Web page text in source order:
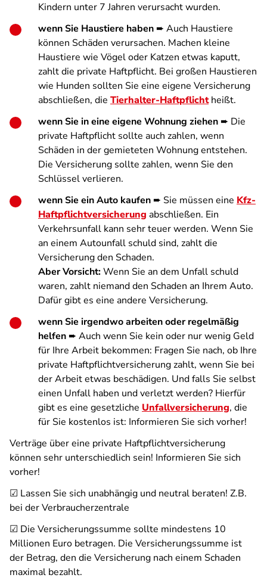
Kindern unter 7 Jahren verursacht wurden.
wenn Sie Haustiere haben ➨ Auch Haustiere
können Schäden verursachen. Machen kleine
Haustiere wie Vögel oder Katzen etwas kaputt,
zahlt die private Haftpflicht. Bei großen Haustieren
wie Hunden sollten Sie eine eigene Versicherung
abschließen, die Tierhalter-Haftpflichtheißt.
wenn Sie in eine eigene Wohnung ziehen ➨ Die
private Haftpflicht sollte auch zahlen, wenn
Schäden in der gemieteten Wohnung entstehen.
Die Versicherung sollte zahlen, wenn Sie den
Schlüssel verlieren.
wenn Sie ein Auto kaufen ➨ Sie müssen eine Kfz-
Haftpflichtversicherung abschließen. Ein
Verkehrsunfall kann sehr teuer werden. Wenn Sie
an einem Autounfall schuld sind, zahlt die
Versicherung den Schaden.
Aber Vorsicht:Wenn Sie an dem Unfall schuld
waren, zahlt niemand den Schaden an Ihrem Auto.
Dafür gibt es eine andere Versicherung.
wenn Sie irgendwo arbeiten oder regelmäßig
helfen ➨ Auch wenn Sie kein oder nur wenig Geld
für Ihre Arbeit bekommen: Fragen Sie nach, ob Ihre
private Haftpflichtversicherung zahlt, wenn Sie bei
der Arbeit etwas beschädigen. Und falls Sie selbst
einen Unfall haben und verletzt werden? Hierfür
gibt es eine gesetzliche Unfallversicherung, die
für Sie kostenlos ist: Informieren Sie sich vorher!
Verträge über eine private Haftpflichtversicherung
können sehr unterschiedlich sein! Informieren Sie sich
vorher!
☑ Lassen Sie sich unabhängig und neutral beraten! Z.B.
bei der Verbraucherzentrale
☑ Die Versicherungssumme sollte mindestens 10
Millionen Euro betragen. Die Versicherungssumme ist
der Betrag, den die Versicherung nach einem Schaden
maximal bezahlt.